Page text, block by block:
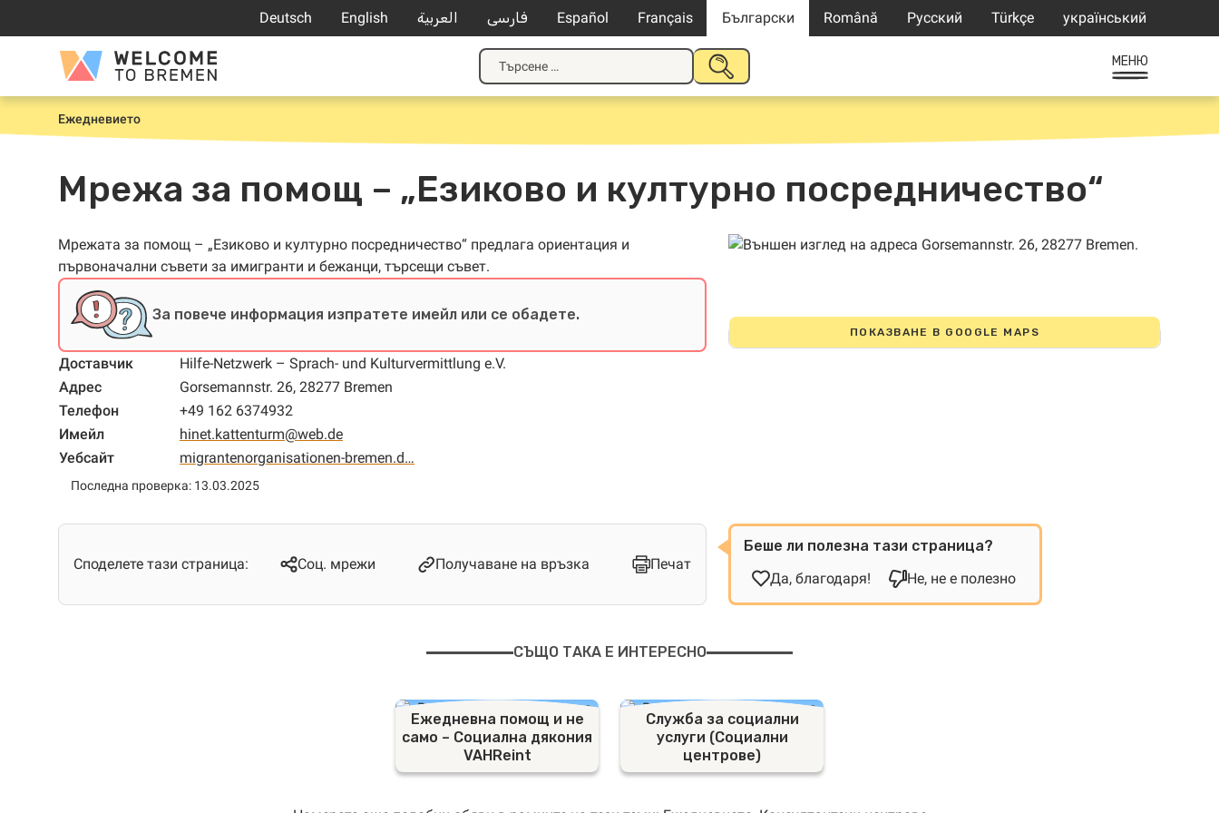
съдържанието
Deutsch English العربية فارسی Español Français Български Română Русский Türkçe український
Welcome
to
Bremen
Търсене
за:
ПОДАВАНЕ
МЕНЮ
Начало
Ежедневието
Мрежа за помощ – „Езиково и културно посредничество“
Мрежата за помощ – „Езиково и културно посредничество“ предлага ориентация и
първоначални съвети за имигранти и бежанци, търсещи съвет.
За повече информация изпратете имейл или се обадете.
Доставчик
Hilfe-Netzwerk – Sprach- und Kulturvermittlung e.V.
Адрес
Gorsemannstr. 26, 28277 Bremen
Телефон
+49 162 6374932
Имейл
hinet.kattenturm@web.de
Уебсайт
migrantenorganisationen-bremen.d…
Последна проверка: 13.03.2025
ПОКАЗВАНЕ В GOOGLE MAPS
Споделете тази страница: Соц. мрежи Получаване на връзка Печат
Беше ли полезна тази страница?
Да, благодаря!
Не, не е полезно
СЪЩО ТАКА Е ИНТЕРЕСНО
Ежедневна помощ и не
само – Социална дякония
VAHReint
Служба за социални
услуги (Социални
центрове)